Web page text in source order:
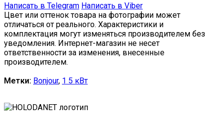
Написать в Telegram Написать в Viber
Цвет или оттенок товара на фотографии может
отличаться от реального. Характеристики и
комплектация могут изменяться производителем без
уведомления. Интернет-магазин не несет
ответственности за изменения, внесенные
производителем.
Метки: Bonjour, 1 5 кВт